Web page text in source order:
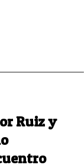
Ruiz y